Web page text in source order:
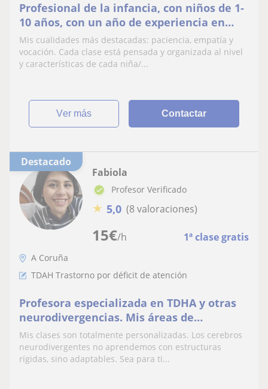
Profesional de la infancia, con niños de 1-
10 años, con un año de experiencia en
apoyo escolar.
Mis cualidades más destacadas: paciencia, empatía y
vocación. Cada clase está pensada y organizada al nivel
y características de cada niña/...
ver más Contactar
Destacado
15€/h 1ª clase gratis
Fabiola
Profesor Verificado
★ 5,0 (8 valoraciones)
A Coruña
TDAH Trastorno por déficit de atención
Profesora especializada en TDHA y otras
neurodivergencias. Mis áreas de
conocimiento son Inglés y Ciencias de la
Salud/Naturales
Mis clases son totalmente personalizadas. Los cerebros
neurodivergentes no aprendemos con estructuras
rígidas, sino adaptables. Sea para ti...